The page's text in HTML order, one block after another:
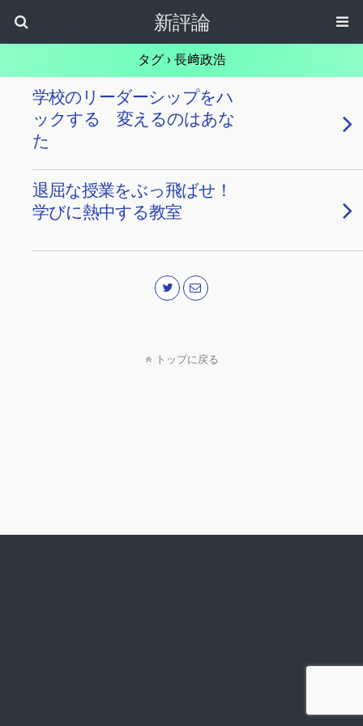
新評論
タグ › 長﨑政浩
学校のリーダーシップをハ
ックする 変えるのはあな
た
退屈な授業をぶっ飛ばせ！
学びに熱中する教室
トップに戻る